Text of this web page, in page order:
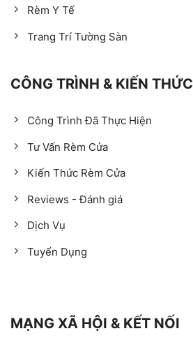
Rèm Y Tế
Trang Trí Tường Sàn
CÔNG TRÌNH & KIẾN THỨC
Công Trình Đã Thực Hiện
Tư Vấn Rèm Cửa
Kiến Thức Rèm Cửa
Reviews - Đánh giá
Dịch Vụ
Tuyển Dụng
MẠNG XÃ HỘI & KẾT NỐI